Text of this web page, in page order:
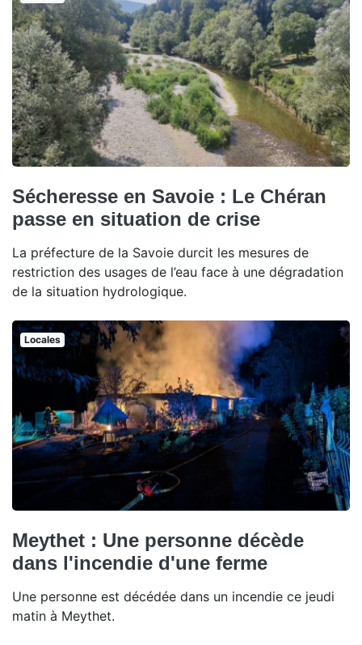
Sécheresse en Savoie : Le Chéran
passe en situation de crise
La préfecture de la Savoie durcit les mesures de
restriction des usages de l’eau face à une dégradation
de la situation hydrologique.
Locales
Meythet : Une personne décède
dans l'incendie d'une ferme
Une personne est décédée dans un incendie ce jeudi
matin à Meythet.